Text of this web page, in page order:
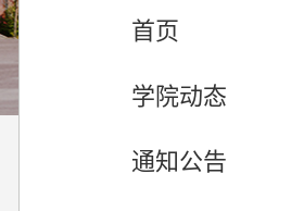
首页
学院动态
通知公告